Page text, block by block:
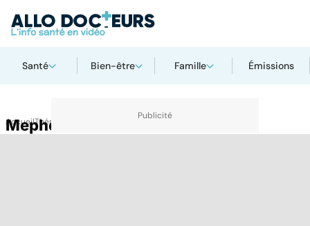
Santé Bien-être Famille Émissions
AccueilThématiques
Mephedrone